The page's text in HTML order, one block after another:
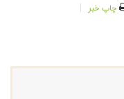
چاپ خبر